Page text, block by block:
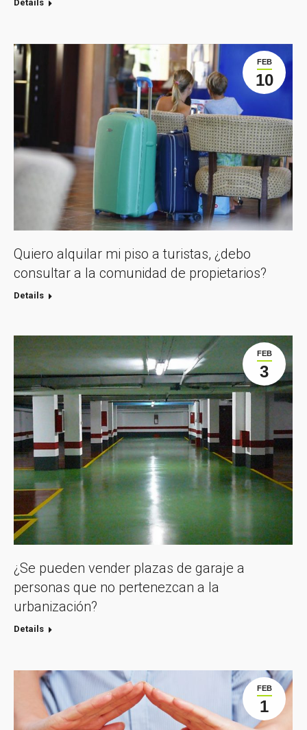
Details
FEB
10
Quiero alquilar mi piso a turistas, ¿debo
consultar a la comunidad de propietarios?
Details
FEB
3
¿Se pueden vender plazas de garaje a
personas que no pertenezcan a la
urbanización?
Details
FEB
1